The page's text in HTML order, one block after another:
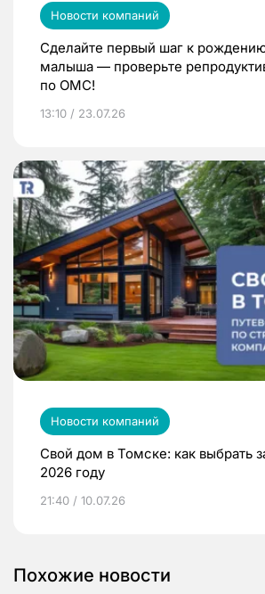
Новости компаний
Сделайте первый шаг к
малыша — проверьте
по ОМС!
13:10 / 23.07.26
Новости компаний
Свой дом в Томске: как выбрать
2026 году
21:40 / 10.07.26
Похожие новости